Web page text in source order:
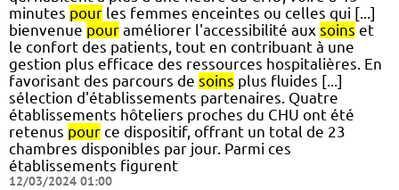
minutes pour les femmes enceintes ou celles qui [...]
bienvenue pour améliorer l'accessibilité aux soins et
le confort des patients, tout en contribuant à une
gestion plus efficace des ressources hospitalières. En
favorisant des parcours de soins plus fluides [...]
sélection d'établissements partenaires. Quatre
établissements hôteliers proches du CHU ont été
retenus pour ce dispositif, offrant un total de 23
chambres disponibles par jour. Parmi ces
établissements figurent
12/03/2024 01:00